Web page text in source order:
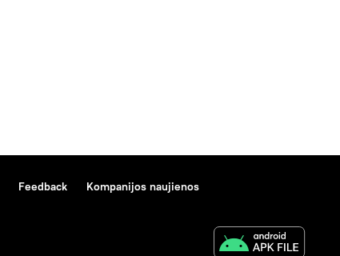
Feedback Kompanijos naujienos